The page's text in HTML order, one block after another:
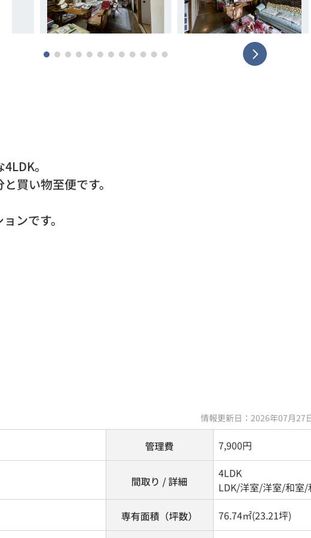
。
買い物至便です。
ンです。
情報更新日：2026年07月27
管理費 7,900円
間取り / 詳細
4LDK
LDK/洋室/洋室/和室/
専有面積（坪数） 76.74㎡(23.21坪)